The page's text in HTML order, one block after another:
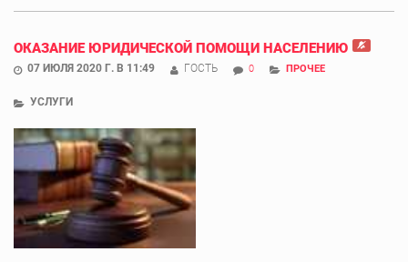
ОКАЗАНИЕ ЮРИДИЧЕСКОЙ ПОМОЩИ НАСЕЛЕНИЮ
07 ИЮЛЯ 2020 Г. В 11:49 ГОСТЬ 0 ПРОЧЕЕ
УСЛУГИ